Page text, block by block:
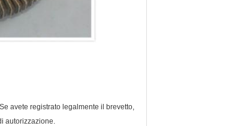
avete registrato legalmente il brevetto,
autorizzazione.